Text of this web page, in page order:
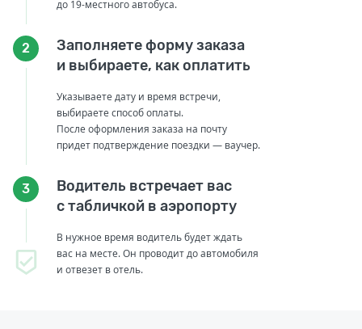
до 19-местного автобуса.
2
Заполняете форму заказа
и выбираете, как оплатить
Указываете дату и время встречи,
выбираете способ оплаты.
После оформления заказа на почту
придет подтверждение поездки — ваучер.
3
Водитель встречает вас
с табличкой в аэропорту
В нужное время водитель будет ждать
вас на месте. Он проводит до автомобиля
и отвезет в отель.